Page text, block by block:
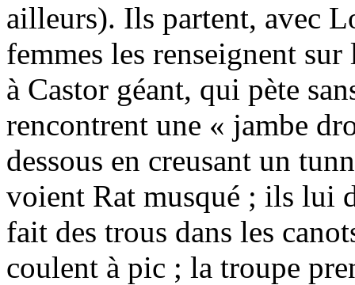
ailleurs). Ils partent, avec
femmes les renseignent
à Castor géant, qui pète
rencontrent une « jambe
dessous en creusant un
voient Rat musqué ; ils lui
fait des trous dans les
coulent à pic ; la troupe